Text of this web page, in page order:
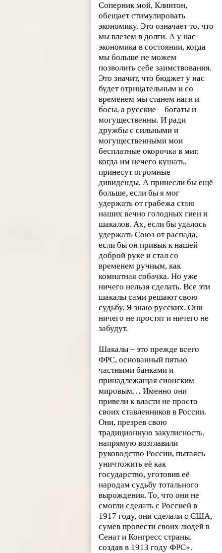
Соперник мой, Клинтон,
обещает стимулировать
экономику. Это означает то, что
мы влезем в долги. А у нас
экономика в состоянии, когда
мы больше не можем
позволить себе заимствования.
Это значит, что бюджет у нас
будет отрицательным и со
временем мы станем наги и
босы, а русские – богаты и
могущественны. И ради
дружбы с сильными и
могущественными мои
бесплатные окорочка в миг,
когда им нечего кушать,
принесут огромные
дивиденды. А принесли бы ещё
больше, если бы я мог
удержать от грабежа стаю
наших вечно голодных гиен и
шакалов. Ах, если бы удалось
удержать Союз от распада,
если бы он привык к нашей
доброй руке и стал со
временем ручным, как
комнатная собачка. Но уже
ничего нельзя сделать. Все эти
шакалы сами решают свою
судьбу. Я знаю русских. Они
ничего не простят и ничего не
забудут.
Шакалы – это прежде всего
ФРС, основанный пятью
частными банками и
принадлежащая сионским
мировым… Именно они
привели к власти не просто
своих ставленников в России.
Они, презрев свою
традиционную закулисность,
напрямую возглавили
руководство России, пытаясь
уничтожить её как
государство, уготовив её
народам судьбу тотального
вырождения. То, что они не
смогли сделать с Россией в
1917 году, они сделали с США,
сумев провести своих людей в
Сенат и Конгресс страны,
создав в 1913 году ФРС».